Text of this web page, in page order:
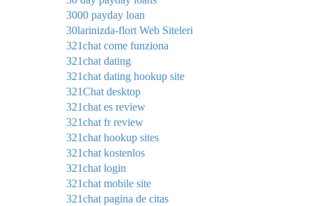
3000 payday loan
30larinizda-flort Web Siteleri
321chat come funziona
321chat dating
321chat dating hookup site
321Chat desktop
321chat es review
321chat fr review
321chat hookup sites
321chat kostenlos
321chat login
321chat mobile site
321chat pagina de citas